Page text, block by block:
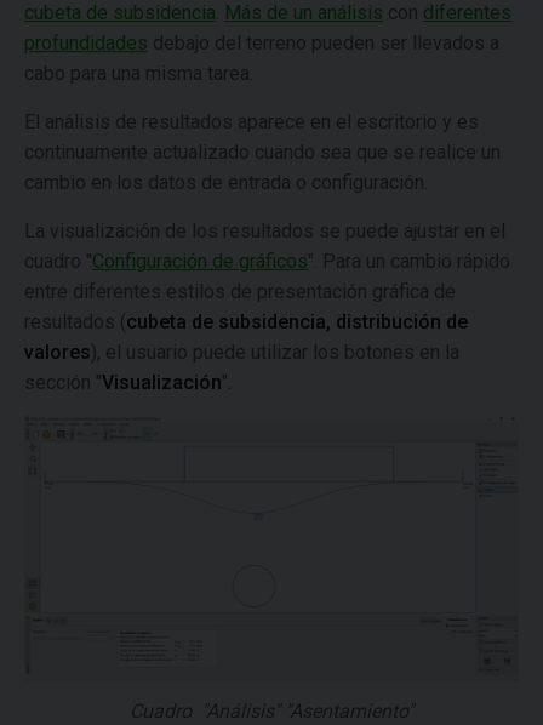
cubeta de subsidencia Más de un análisis con diferentes
profundidades debajo del terreno pueden ser llevados a
cabo para una misma tarea.
El análisis de resultados aparece en el escritorio y es
continuamente actualizado cuando sea que se realice un
cambio en los datos de entrada o configuración.
La visualización de los resultados se puede ajustar en el
cuadro "Configuración de gráficos". Para un cambio rápido
entre diferentes estilos de presentación gráfica de
resultados ( cubeta de subsidencia, distribución de
valores), el usuario puede utilizar los botones en la
sección "Visualización".
Cuadro "Análisis" "Asentamiento"